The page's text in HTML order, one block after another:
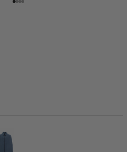
Gehe zu Element 1
Gehe zu Element 2
Gehe zu Element 3
Gehe zu Element 4